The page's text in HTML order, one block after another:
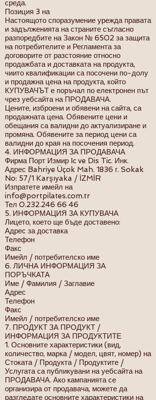
среда.
Позиция 3 на
Настоящото споразумение урежда правата
и задълженията на страните съгласно
разпоредбите на Закон № 6502 за защита
на потребителите и Регламента за
договорите от разстояние относно
продажбата и доставката на продукта,
чиито квалификации са посочени по-долу
и продажна цена на продукта, който
КУПУВАЧЪТ е поръчал по електронен път
чрез уебсайта на ПРОДАВАЧА.
Цените, изброени и обявени на сайта, са
продажната цена. Обявените цени и
обещания са валидни до актуализиране и
промяна. Обявените за период цени са
валидни до края на посочения период.
4. ИНФОРМАЦИЯ ЗА ПРОДАВАЧА
Фирма Порт Измир Ic ve Dis Tic. Инк.
Адрес Bahriye Üçok Mah. 1836 г. Sokak
No: 57/1 Karşıyaka / İZMİR
Изпратете имейл на
info@portpilates.com.tr
Тел 0.232.246 66 46
5. ИНФОРМАЦИЯ ЗА КУПУВАЧА
Лицето, което ще бъде доставено:
Адрес за доставка
Телефон
Факс
Имейл / потребителско име
6. ЛИЧНА ИНФОРМАЦИЯ ЗА
ПОРЪЧКАТА
Име / Фамилия / Заглавие
Адрес
Телефон
Факс
Имейл / потребителско име
7. ПРОДУКТ ЗА ПРОДУКТ /
ИНФОРМАЦИЯ ЗА ПРОДУКТИТЕ
1. Основните характеристики (вид,
количество, марка / модел, цвят, номер) на
Стоката / Продукта / Продуктите /
Услугата са публикувани на уебсайта на
ПРОДАВАЧА. Ако кампанията се
организира от продавача, можете да
разгледате основните характеристики на